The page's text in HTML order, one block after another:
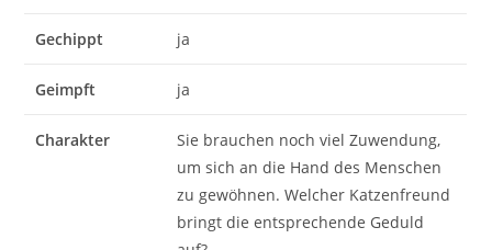
Gechippt ja
Geimpft ja
Charakter
Sie brauchen noch viel Zuwendung,
um sich an die Hand des Menschen
zu gewöhnen. Welcher Katzenfreund
bringt die entsprechende Geduld